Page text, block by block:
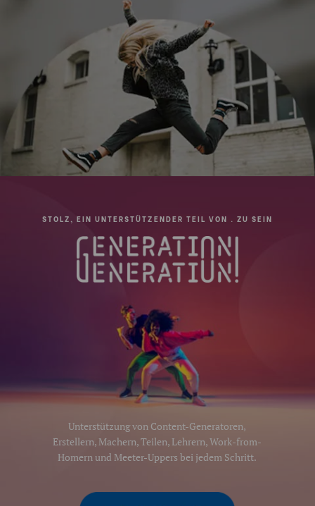
Unterstützung von Content-Generatoren,
Erstellern, Machern, Teilen, Lehrern, Work-from-
Homern und Meeter-Uppers bei jedem Schritt.
STOLZ, EIN UNTERSTÜTZENDER TEIL VON . ZU SEIN